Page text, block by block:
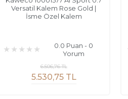
Versatil Kalem Rose Gold |
İsme Özel Kalem
0.0 Puan - 0
Yorum
5.530,75 TL
6.506,76 TL